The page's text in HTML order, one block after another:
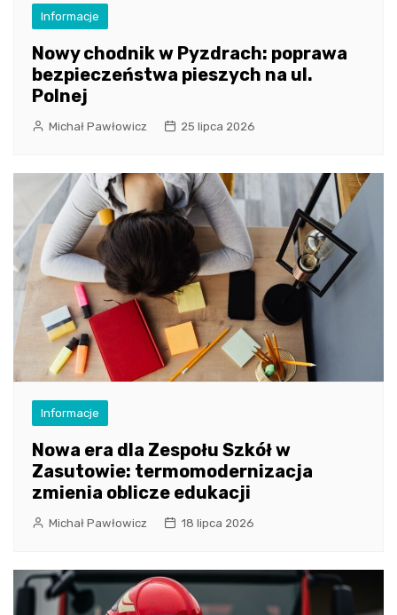
Informacje
Nowy chodnik w Pyzdrach: poprawa
bezpieczeństwa pieszych na ul.
Polnej
Michał Pawłowicz 25 lipca 2026
Informacje
Nowa era dla Zespołu Szkół w
Zasutowie: termomodernizacja
zmienia oblicze edukacji
Michał Pawłowicz 18 lipca 2026